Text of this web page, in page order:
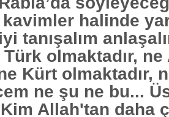
halinde
tanışalım
olmaktadır, ne
Kürt olmaktadır,
ne şu ne bu...
Allah'tan daha